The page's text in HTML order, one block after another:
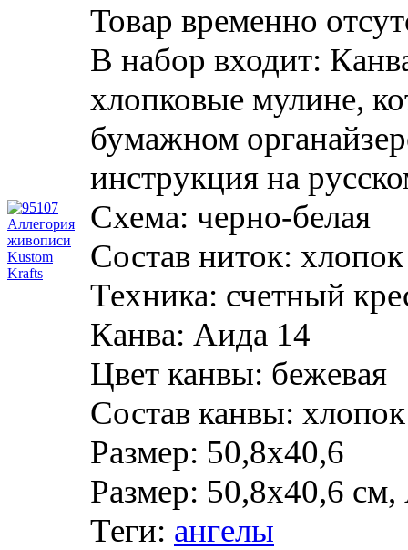
Товар временно
В набор входит:
хлопковые мулине,
бумажном
инструкция на
Схема: черно-белая
Состав ниток: хлопок
Техника: счетный
Канва: Аида 14
Цвет канвы: бежевая
Состав канвы: хлопок
Размер: 50,8х40,6
Размер: 50,8х40,6
Теги: ангелы